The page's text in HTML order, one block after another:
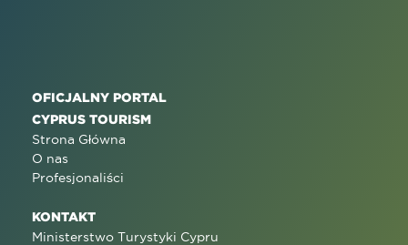
OFICJALNY PORTAL
CYPRUS TOURISM
Strona Główna
O nas
Profesjonaliści
KONTAKT
Ministerstwo Turystyki Cypru